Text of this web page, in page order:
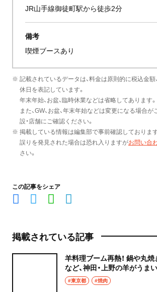
JR山手線御徒町駅から徒歩2分
備考
喫煙ブースあり
※ 記載されているデータは、料金は原則的に税込金額
休日を表記しています。
年末年始、お盆、臨時休業などは省略してあります。
また、GW、お盆、年末年始などは変更になる場合
設・店舗にご確認ください。
※ 掲載している情報は編集部で事前確認しておりま
誤りを発見された場合は恐れ入りますがお問い合
さい。
この記事をシェア
掲載されている記事
羊料理ブーム再熱！ 鍋や丸焼
など、神田・上野の羊がうま
#東京都 #焼肉